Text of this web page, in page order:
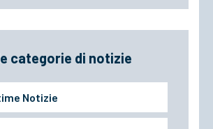
categorie di notizie
Notizie